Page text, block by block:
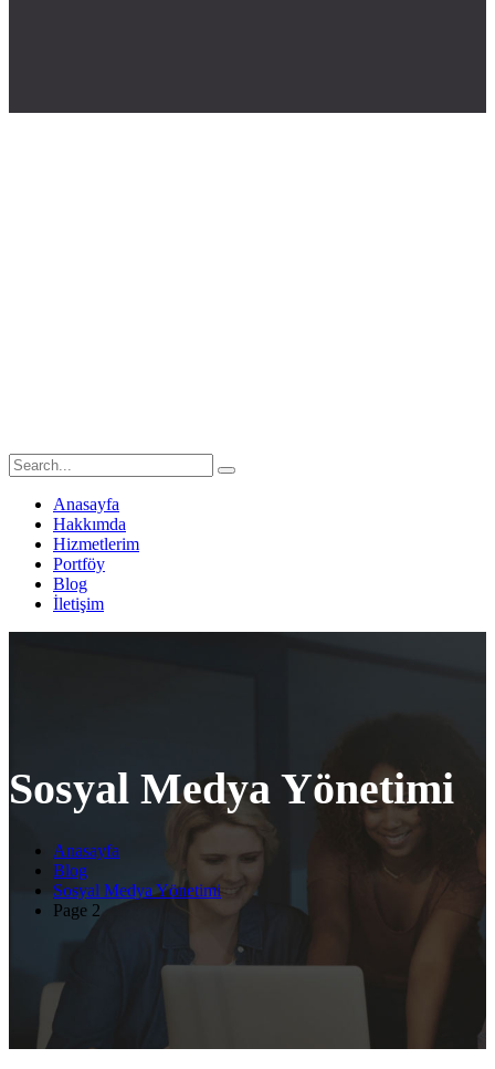
Anasayfa
Hakkımda
Hizmetlerim
Portföy
Blog
İletişim
Sosyal Medya Yönetimi
Anasayfa
Blog
Sosyal Medya Yönetimi
Page 2